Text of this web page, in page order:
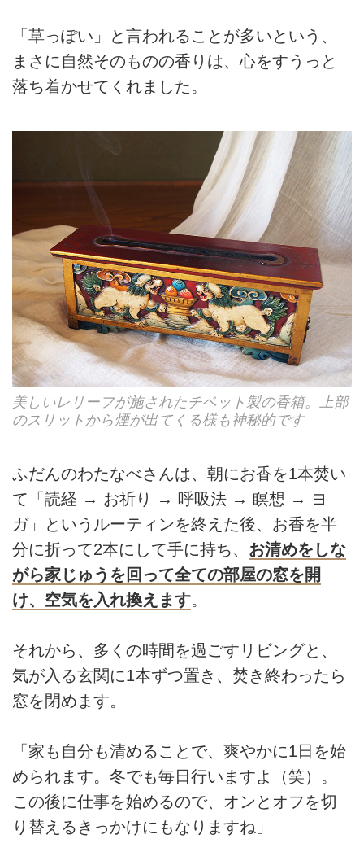
「草っぽい」と言われることが多いという、
まさに自然そのものの香りは、心をすうっと
落ち着かせてくれました。
美しいレリーフが施されたチベット製の香箱。上部
のスリットから煙が出てくる様も神秘的です
ふだんのわたなべさんは、朝にお香を1本焚い
て「読経 → お祈り → 呼吸法 → 瞑想 → ヨ
ガ」というルーティンを終えた後、お香を半
分に折って2本にして手に持ち、 お清めをしな
がら家じゅうを回って全ての部屋の窓を開
け、空気を入れ換えます。
それから、多くの時間を過ごすリビングと、
気が入る玄関に1本ずつ置き、焚き終わったら
窓を閉めます。
「家も自分も清めることで、爽やかに1日を始
められます。冬でも毎日行いますよ（笑）。
この後に仕事を始めるので、オンとオフを切
り替えるきっかけにもなりますね」